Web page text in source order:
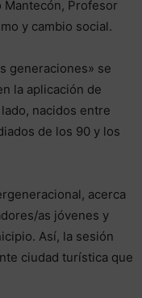
Mantecón, Profesor
y cambio social.
generaciones» se
la aplicación de
nacidos entre
de los 90 y los
acerca
as jóvenes y
Así, la sesión
ciudad turística que